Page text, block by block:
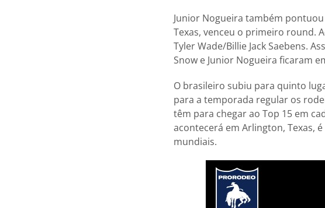
Junior Nogueira também
Texas, venceu o primeiro round.
Tyler Wade/Billie Jack Saebens.
Snow e Junior Nogueira ficaram
O brasileiro subiu para quinto
para a temporada regular os
têm para chegar ao Top 15 em
acontecerá em Arlington, Texas,
mundiais.